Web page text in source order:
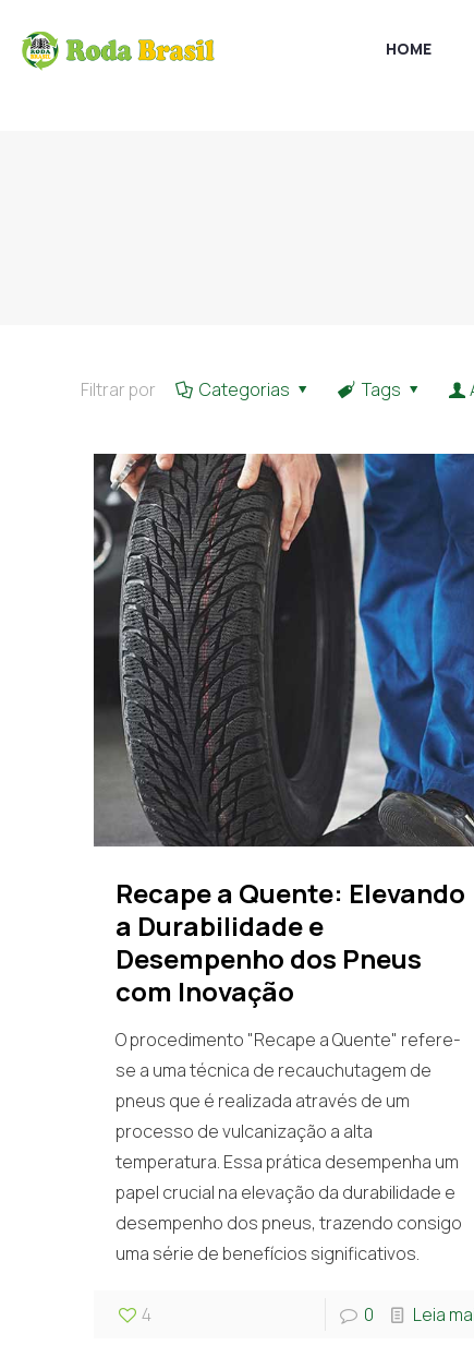
HOME
Filtrar por Categorias Tags
Recape a Quente: Elevando
a Durabilidade e
Desempenho dos Pneus
com Inovação
O procedimento "Recape a Quente" refere-
se a uma técnica de recauchutagem de
pneus que é realizada através de um
processo de vulcanização a alta
temperatura. Essa prática desempenha um
papel crucial na elevação da durabilidade e
desempenho dos pneus, trazendo consigo
uma série de benefícios significativos.
4 0 Leia